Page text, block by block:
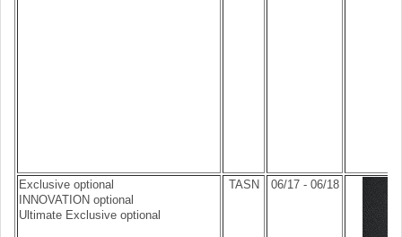
Exclusive optional
INNOVATION optional
Ultimate Exclusive optional
TASN 06/17 - 06/18